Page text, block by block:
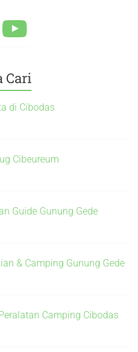
Cari
di Cibodas
Cibeureum
Guide Gunung Gede
& Camping Gunung Gede
Camping Cibodas